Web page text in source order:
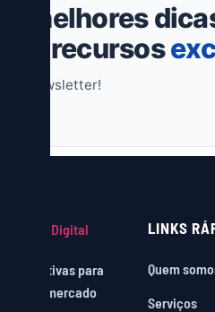
melhores
e recursos
newsletter!
e criativas para
em um mercado
LINKS
Quem
Serviços